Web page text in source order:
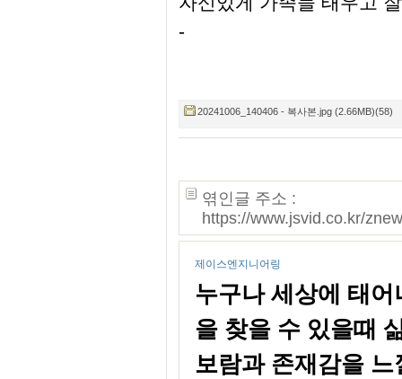
-
20241006_140406 - 복사본.jpg (2.66MB)(58)
엮인글 주소 :
https://www.jsvid.co.kr/
제이스엔지니어링
누구나 세상에 태
을 찾을 수 있을때
보람과 존재감을